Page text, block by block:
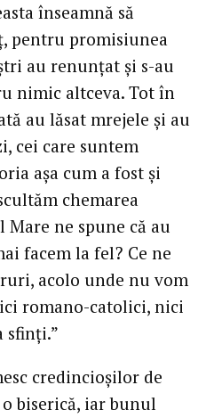
înseamnă să
pentru promisiunea
au renunțat și s-au
nimic altceva. Tot în
au lăsat mrejele și au
cei care suntem
așa cum a fost și
chemarea
ne spune că au
facem la fel? Ce ne
acolo unde nu vom
romano-catolici, nici
sfinți.”
credincioșilor de
biserică, iar bunul